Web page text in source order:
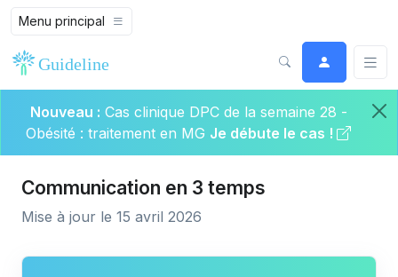
Menu principal
Nouveau : Cas clinique DPC de la semaine 28 -
Obésité : traitement en MG Je débute le cas !
Communication en 3 temps
Mise à jour le 15 avril 2026